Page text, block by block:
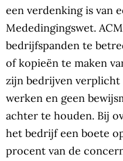
een verdenking is van
Mededingingswet.
bedrijfspanden te
of kopieën te maken
zijn bedrijven verplicht
werken en geen
achter te houden. Bij
het bedrijf een boete
procent van de